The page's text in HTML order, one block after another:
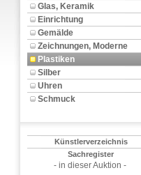
Glas, Keramik
Einrichtung
Gemälde
Zeichnungen, Moderne
Plastiken
Silber
Uhren
Schmuck
Künstlerverzeichnis
Sachregister
- in dieser Auktion -